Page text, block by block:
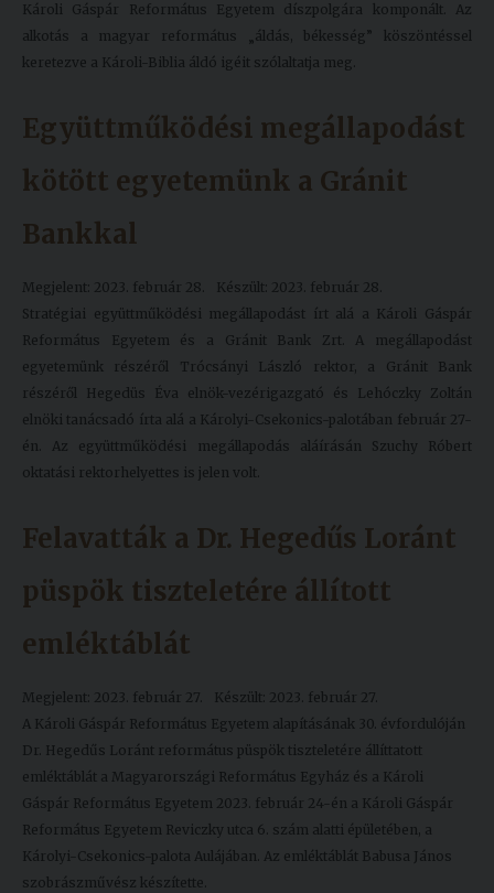
Károli Gáspár Református Egyetem díszpolgára komponált. Az
alkotás a magyar református „áldás, békesség” köszöntéssel
keretezve a Károli-Biblia áldó igéit szólaltatja meg.
Együttműködési megállapodást
kötött egyetemünk a Gránit
Bankkal
Megjelent: 2023. február 28.
Készült: 2023. február 28.
Stratégiai együttműködési megállapodást írt alá a Károli Gáspár
Református Egyetem és a Gránit Bank Zrt. A megállapodást
egyetemünk részéről Trócsányi László rektor, a Gránit Bank
részéről Hegedüs Éva elnök-vezérigazgató és Lehóczky Zoltán
elnöki tanácsadó írta alá a Károlyi-Csekonics-palotában február 27-
én. Az együttműködési megállapodás aláírásán Szuchy Róbert
oktatási rektorhelyettes is jelen volt.
Felavatták a Dr. Hegedűs Loránt
püspök tiszteletére állított
emléktáblát
Megjelent: 2023. február 27.
Készült: 2023. február 27.
A Károli Gáspár Református Egyetem alapításának 30. évfordulóján
Dr. Hegedűs Loránt református püspök tiszteletére állíttatott
emléktáblát a Magyarországi Református Egyház és a Károli
Gáspár Református Egyetem 2023. február 24-én a Károli Gáspár
Református Egyetem Reviczky utca 6. szám alatti épületében, a
Károlyi-Csekonics-palota Aulájában. Az emléktáblát Babusa János
szobrászművész készítette.